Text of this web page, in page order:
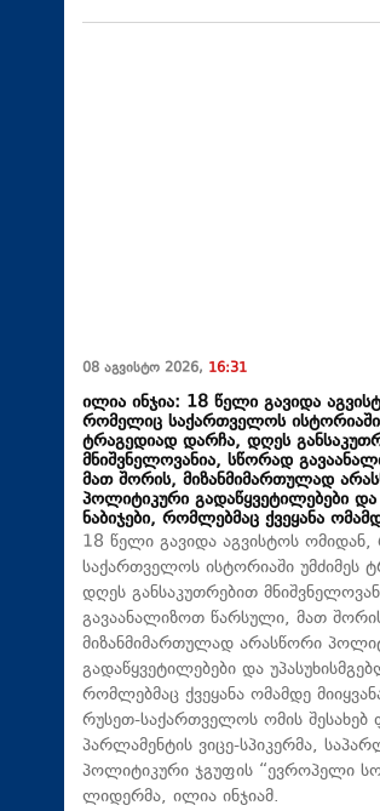
08 აგვისტო 2026, 16:31
ილია ინჯია: 18 წელი გავიდა
რომელიც საქართველოს ისტორიაში
ტრაგედიად დარჩა, დღეს
მნიშვნელოვანია, სწორად
მათ შორის, მიზანმიმართულად
პოლიტიკური გადაწყვეტილებები და
ნაბიჯები, რომლებმაც ქვეყანა
18 წელი გავიდა აგვისტოს
საქართველოს ისტორიაში უმძიმეს
დღეს განსაკუთრებით
გავაანალიზოთ წარსული, მათ
მიზანმიმართულად არასწორი
გადაწყვეტილებები და
რომლებმაც ქვეყანა ომამდე
რუსეთ-საქართველოს ომის შესახებ
პარლამენტის ვიცე-სპიკერმა,
პოლიტიკური ჯგუფის “ევროპელი
ლიდერმა, ილია ინჯიამ.